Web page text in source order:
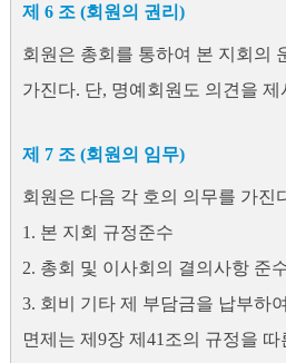
제 6 조 (회원의 권리)
회원은 총회를 통하여 본 지회의
가진다. 단, 명예회원도 의견을 제
제 7 조 (회원의 임무)
회원은 다음 각 호의 의무를 가진
1. 본 지회 규정준수
2. 총회 및 이사회의 결의사항 준
3. 회비 기타 제 부담금을 납부하
면제는 제9장 제41조의 규정을 따